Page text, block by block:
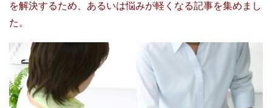
を解決するため、あるいは悩みが軽くなる記事を集めまし
た。